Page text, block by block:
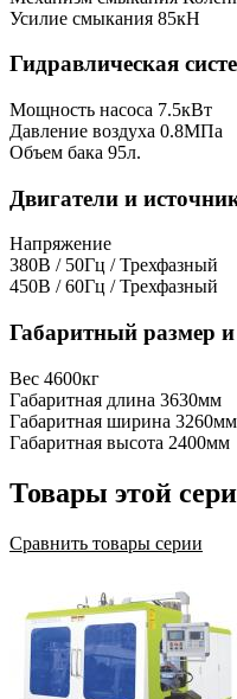
Усилие смыкания 85кН
Гидравлическая
Мощность насоса 7.5кВт
Давление воздуха 0.8МПа
Объем бака 95л.
Двигатели и
Напряжение
380В / 50Гц / Трехфазный
450В / 60Гц / Трехфазный
Габаритный размер и
Вес 4600кг
Габаритная длина 3630мм
Габаритная ширина 3260мм
Габаритная высота 2400мм
Товары этой
Сравнить товары серии